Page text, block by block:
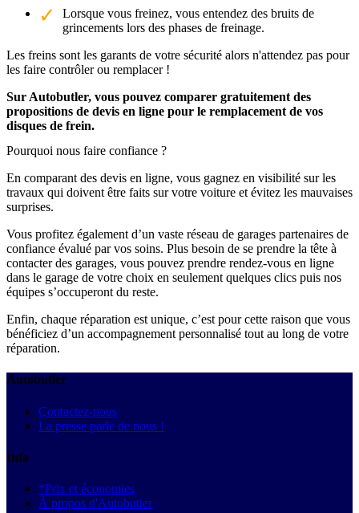
Lorsque vous freinez, vous entendez des bruits de
grincements lors des phases de freinage.
Les freins sont les garants de votre sécurité alors n'attendez pas pour
les faire contrôler ou remplacer !
Sur Autobutler, vous pouvez comparer gratuitement des
propositions de devis en ligne pour le remplacement de vos
disques de frein.
Pourquoi nous faire confiance ?
En comparant des devis en ligne, vous gagnez en visibilité sur les
travaux qui doivent être faits sur votre voiture et évitez les mauvaises
surprises.
Vous profitez également d’un vaste réseau de garages partenaires de
confiance évalué par vos soins. Plus besoin de se prendre la tête à
contacter des garages, vous pouvez prendre rendez-vous en ligne
dans le garage de votre choix en seulement quelques clics puis nos
équipes s’occuperont du reste.
Enfin, chaque réparation est unique, c’est pour cette raison que vous
bénéficiez d’un accompagnement personnalisé tout au long de votre
réparation.
Autobutler
Contactez-nous
La presse parle de nous !
Info
*Prix et économies
À propos d'Autobutler